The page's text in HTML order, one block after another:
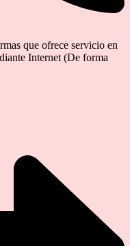
que ofrece servicio en
Internet (De forma